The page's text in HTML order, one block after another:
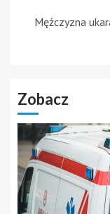
Mężczyzna
Zobacz